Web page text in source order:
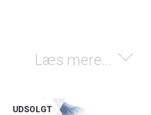
Læs mere...
UDSOLGT